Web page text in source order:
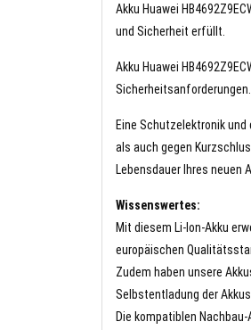
Akku Huawei
und Sicherheit erfüllt.
Akku Huawei
Sicherheitsanforderungen.
Eine Schutzelektronik und
als auch gegen
Lebensdauer Ihres neuen
Wissenswertes:
Mit diesem Li-Ion-Akku
europäischen
Zudem haben unsere
Selbstentladung der
Die kompatiblen